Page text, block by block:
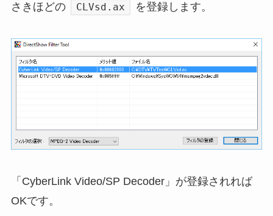
さきほどの
CLVsd.ax を登録します。
「CyberLink Video/SP Decoder」が登録されれば
OKです。